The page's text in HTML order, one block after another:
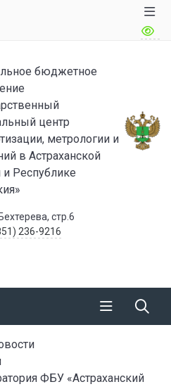
бюджетное
центр
метрологии и
в Астраханской
и Республике
стр.6
236-9216
ФБУ «Астраханский